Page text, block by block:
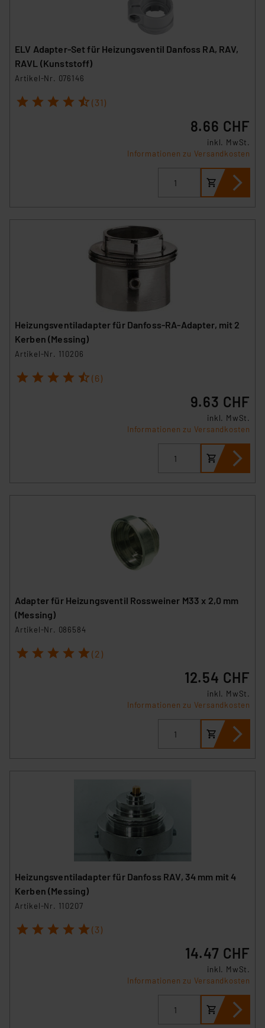
ELV Adapter-Set für Heizungsventil Danfoss RA, RAV,
RAVL (Kunststoff)
Artikel-Nr. 076146
1 2 3 4 5 (31)
8.66 CHF
inkl. MwSt.
Informationen zu Versandkosten
Heizungsventiladapter für Danfoss-RA-Adapter, mit 2
Kerben (Messing)
Artikel-Nr. 110206
1 2 3 4 5 (6)
9.63 CHF
inkl. MwSt.
Informationen zu Versandkosten
Adapter für Heizungsventil Rossweiner M33 x 2,0 mm
(Messing)
Artikel-Nr. 086584
1 2 3 4 5 (2)
12.54 CHF
inkl. MwSt.
Informationen zu Versandkosten
Heizungsventiladapter für Danfoss RAV, 34 mm mit 4
Kerben (Messing)
Artikel-Nr. 110207
1 2 3 4 5 (3)
14.47 CHF
inkl. MwSt.
Informationen zu Versandkosten